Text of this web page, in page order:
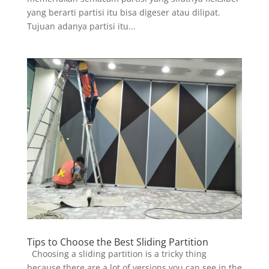
yang berarti partisi itu bisa digeser atau dilipat.
Tujuan adanya partisi itu...
Tips to Choose the Best Sliding Partition
Choosing a sliding partition is a tricky thing